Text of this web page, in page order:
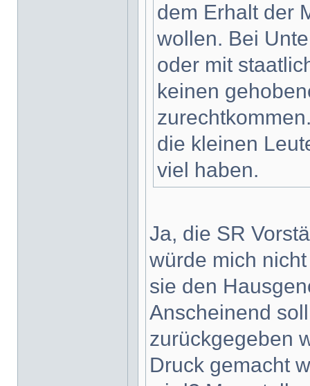
dem Erhalt der
wollen. Bei
oder mit
keinen
die kleinen
viel haben.
Ja, die SR
würde mich
sie den
Anscheinend
zurückgegeben
Druck gemacht